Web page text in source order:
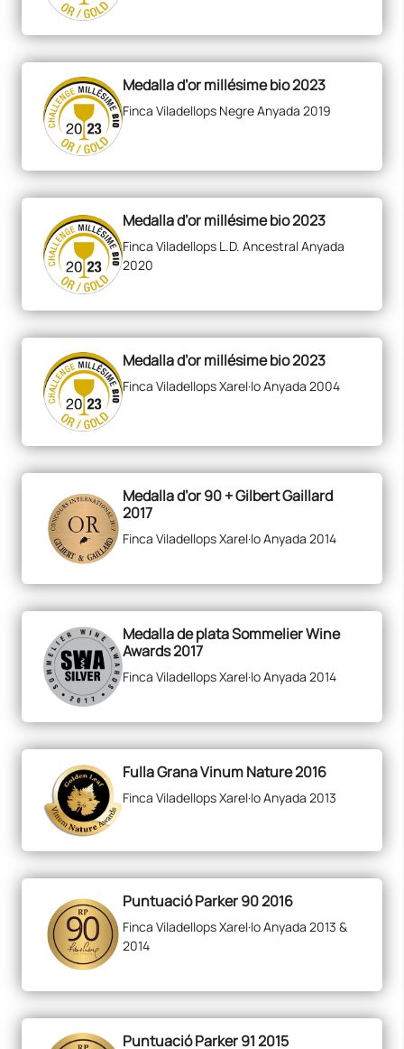
Medalla d’or millésime bio 2023
Finca Viladellops Negre Anyada 2019
Medalla d’or millésime bio 2023
Finca Viladellops L.D. Ancestral Anyada
2020
Medalla d’or millésime bio 2023
Finca Viladellops Xarel·lo Anyada 2004
Medalla d’or 90 + Gilbert Gaillard
2017
Finca Viladellops Xarel·lo Anyada 2014
Medalla de plata Sommelier Wine
Awards 2017
Finca Viladellops Xarel·lo Anyada 2014
Fulla Grana Vinum Nature 2016
Finca Viladellops Xarel·lo Anyada 2013
Puntuació Parker 90 2016
Finca Viladellops Xarel·lo Anyada 2013 &
2014
Puntuació Parker 91 2015